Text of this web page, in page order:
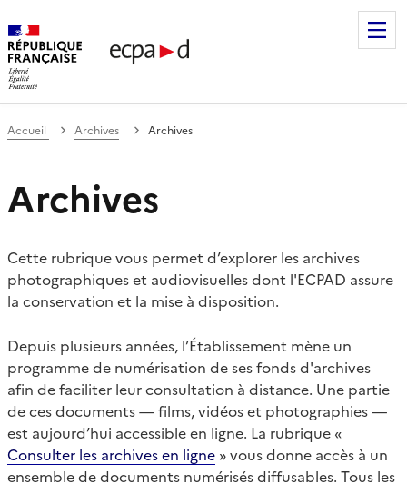
de communication et de production
Accueil Archives Archives
Archives
Cette rubrique vous permet d’explorer les archives
photographiques et audiovisuelles dont l'ECPAD assure
la conservation et la mise à disposition.
Depuis plusieurs années, l’Établissement mène un
programme de numérisation de ses fonds d'archives
afin de faciliter leur consultation à distance. Une partie
de ces documents — films, vidéos et photographies —
est aujourd’hui accessible en ligne. La rubrique «
Consulter les archives en ligne » vous donne accès à un
ensemble de documents numérisés diffusables. Tous les